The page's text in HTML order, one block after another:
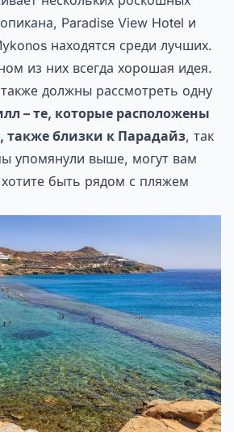
Paradise View Hotel и
находятся среди лучших.
из них всегда хорошая идея.
должны рассмотреть одну
– те, которые расположены
также близки к Парадайз, так
упомянули выше, могут вам
быть рядом с пляжем